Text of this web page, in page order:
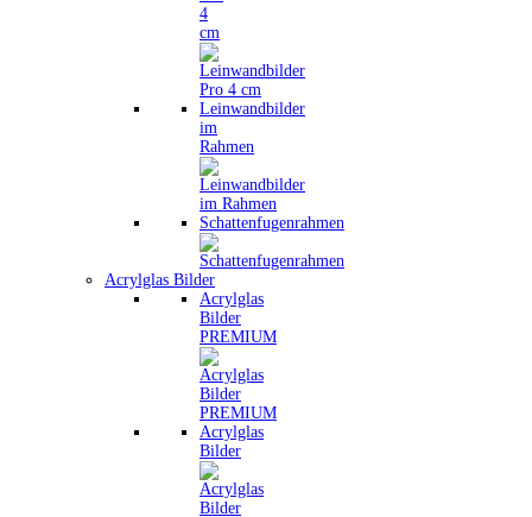
4
cm
Leinwandbilder
im
Rahmen
Schattenfugenrahmen
Acrylglas Bilder
Acrylglas
Bilder
PREMIUM
Acrylglas
Bilder